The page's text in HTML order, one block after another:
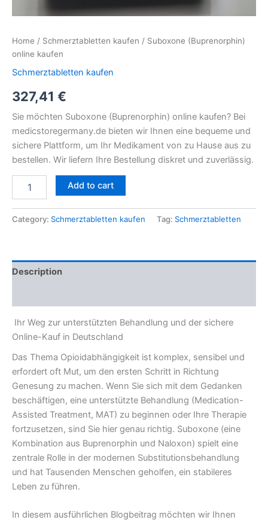
Home / Schmerztabletten kaufen / Suboxone (Buprenorphin)
online kaufen
Schmerztabletten kaufen
327,41 €
Sie möchten Suboxone (Buprenorphin) online kaufen? Bei
medicstoregermany.de bieten wir Ihnen eine bequeme und
sichere Plattform, um Ihr Medikament von zu Hause aus zu
bestellen. Wir liefern Ihre Bestellung diskret und zuverlässig.
Add to cart
Category: Schmerztabletten kaufen Tag: Schmerztabletten
Description
Ihr Weg zur unterstützten Behandlung und der sichere
Online-Kauf in Deutschland
Das Thema Opioidabhängigkeit ist komplex, sensibel und
erfordert oft Mut, um den ersten Schritt in Richtung
Genesung zu machen. Wenn Sie sich mit dem Gedanken
beschäftigen, eine unterstützte Behandlung (Medication-
Assisted Treatment, MAT) zu beginnen oder Ihre Therapie
fortzusetzen, sind Sie hier genau richtig. Suboxone (eine
Kombination aus Buprenorphin und Naloxon) spielt eine
zentrale Rolle in der modernen Substitutionsbehandlung
und hat Tausenden Menschen geholfen, ein stabileres
Leben zu führen.
In diesem ausführlichen Blogbeitrag möchten wir Ihnen